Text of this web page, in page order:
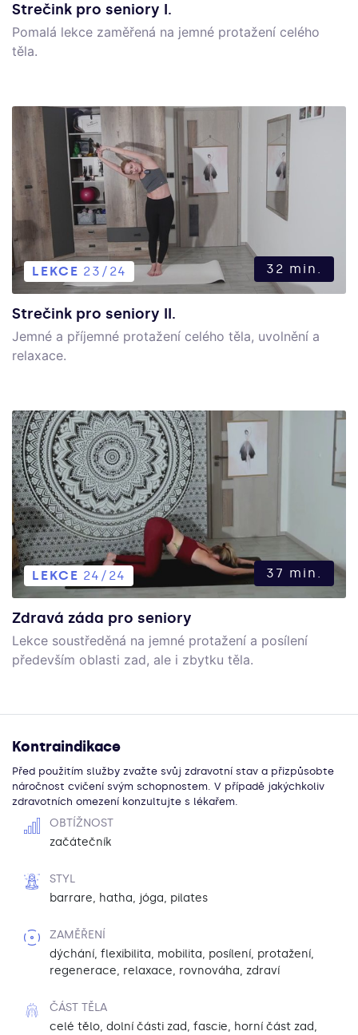
Strečink pro seniory I.
Pomalá lekce zaměřená na jemné protažení celého
těla.
LEKCE 23/24 32 min.
Strečink pro seniory II.
Jemné a příjemné protažení celého těla, uvolnění a
relaxace.
LEKCE 24/24 37 min.
Zdravá záda pro seniory
Lekce soustředěná na jemné protažení a posílení
především oblasti zad, ale i zbytku těla.
OBTÍŽNOST
začátečník
STYL
barrare, hatha, jóga, pilates
ZAMĚŘENÍ
dýchání, flexibilita, mobilita, posílení, protažení,
regenerace, relaxace, rovnováha, zdraví
ČÁST TĚLA
celé tělo, dolní části zad, fascie, horní část zad,
Kontraindikace
Před použitím služby zvažte svůj zdravotní stav a přizpůsobte
náročnost cvičení svým schopnostem. V případě jakýchkoliv
zdravotních omezení konzultujte s lékařem.